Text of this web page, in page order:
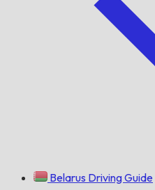
Belarus Driving Guide